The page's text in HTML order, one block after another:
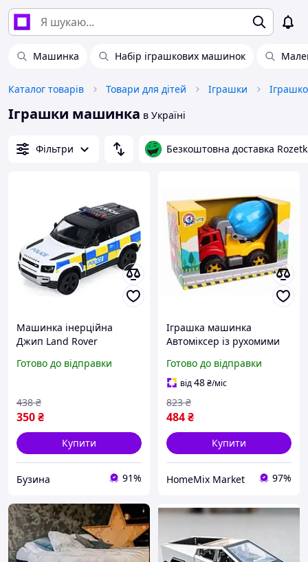
Машинка Набір іграшкових машинок
Каталог товарів Товари для дітей Іграшки
Іграшки машинка в Україні
Фільтри Безкоштовна доставка
Машинка інерційна
Джип Land Rover
відчиняються двері, 1:36
Готово до відправки
350₴
438 ₴
Купити
Бузина 91%
Іграшка машинка
Автоміксер із рухомими
будівництва пластик
Україна HM-12082
Готово до відправки
від48₴/міс
484₴
823 ₴
Купити
HomeMix Market 97%